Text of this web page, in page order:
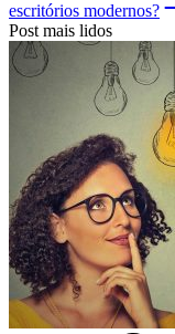
escritórios modernos?
Post mais lidos